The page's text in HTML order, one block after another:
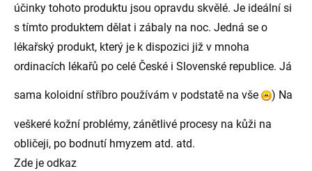
účinky tohoto produktu jsou opravdu skvělé. Je ideální si
s tímto produktem dělat i zábaly na noc. Jedná se o
lékařský produkt, který je k dispozici již v mnoha
ordinacích lékařů po celé České i Slovenské republice. Já
sama koloidní stříbro používám v podstatě na vše ) Na
veškeré kožní problémy, zánětlivé procesy na kůži na
obličeji, po bodnutí hmyzem atd. atd.
Zde je odkaz